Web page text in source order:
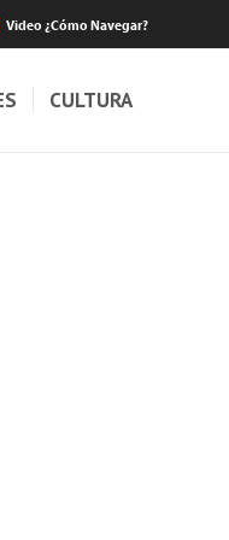
Video ¿Cómo Navegar?
CULTURA